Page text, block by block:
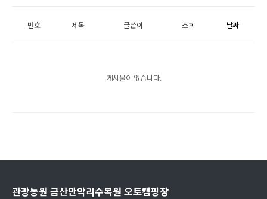
번호 제목 글쓴이 조회 날짜
게시물이 없습니다.
관광농원 금산만악리수목원 오토캠핑장